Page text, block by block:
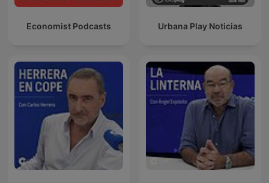
Economist Podcasts Urbana Play Noticias